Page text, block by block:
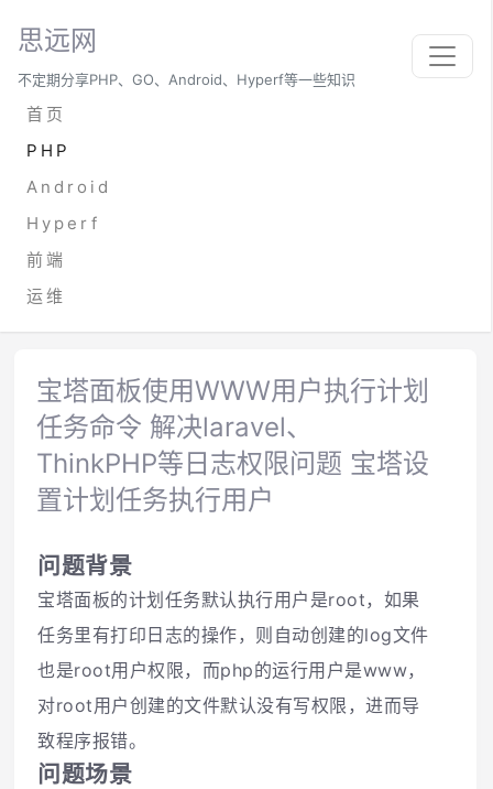
思远网
不定期分享PHP、GO、Android、Hyperf等一些知识
首页
PHP
Android
Hyperf
前端
运维
宝塔面板使用WWW用户执行计划
任务命令 解决laravel、
ThinkPHP等日志权限问题 宝塔设
置计划任务执行用户
问题背景
宝塔面板的计划任务默认执行用户是root，如果
任务里有打印日志的操作，则自动创建的log文件
也是root用户权限，而php的运行用户是www，
对root用户创建的文件默认没有写权限，进而导
致程序报错。
问题场景